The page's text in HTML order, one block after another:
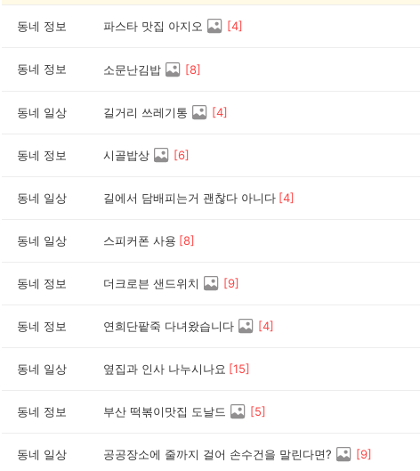
동네 정보 파스타 맛집 아지오 [4]
동네 정보 소문난김밥 [8]
동네 일상 길거리 쓰레기통 [4]
동네 정보 시골밥상 [6]
동네 일상 길에서 담배피는거 괜찮다 아니다 [4]
동네 일상 스피커폰 사용 [8]
동네 정보 더크로븐 샌드위치 [9]
동네 정보 연희단팥죽 다녀왔습니다 [4]
동네 일상 옆집과 인사 나누시나요 [15]
동네 정보 부산 떡볶이맛집 도날드 [5]
동네 일상 공공장소에 줄까지 걸어 손수건을 말린다면? [9]